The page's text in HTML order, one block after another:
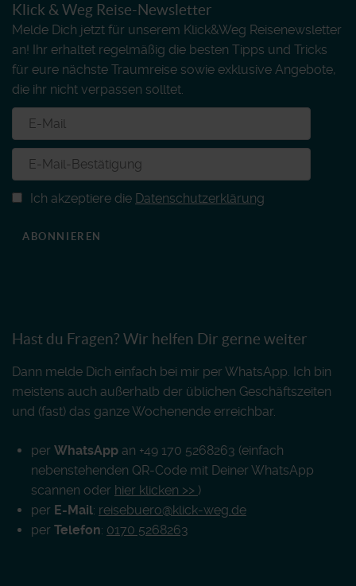
Klick & Weg Reise-Newsletter
Melde Dich jetzt für unserem Klick&Weg Reisenewsletter
an! Ihr erhaltet regelmäßig die besten Tipps und Tricks
für eure nächste Traumreise sowie exklusive Angebote,
die ihr nicht verpassen solltet.
Ich akzeptiere die Datenschutzerklärung
ABONNIEREN
Hast du Fragen? Wir helfen Dir gerne weiter
Dann melde Dich einfach bei mir per WhatsApp. Ich bin
meistens auch außerhalb der üblichen Geschäftszeiten
und (fast) das ganze Wochenende erreichbar.
per WhatsApp an +49 170 5268263 (einfach
nebenstehenden QR-Code mit Deiner WhatsApp
scannen oder hier klicken >> )
per E-Mail: reisebuero@klick-weg.de
per Telefon: 0170 5268263